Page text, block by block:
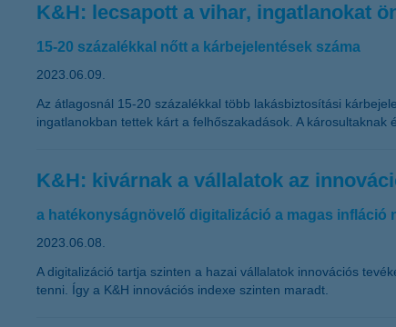
K&H: lecsapott a vihar, ingatlanokat
15-20 százalékkal nőtt a kárbejelentések száma
2023.06.09.
Az átlagosnál 15-20 százalékkal több lakásbiztosítási
ingatlanokban tettek kárt a felhőszakadások. A
K&H: kivárnak a vállalatok az
a hatékonyságnövelő digitalizáció a magas infláció
2023.06.08.
A digitalizáció tartja szinten a hazai vállalatok innovációs
tenni. Így a K&H innovációs indexe szinten maradt.